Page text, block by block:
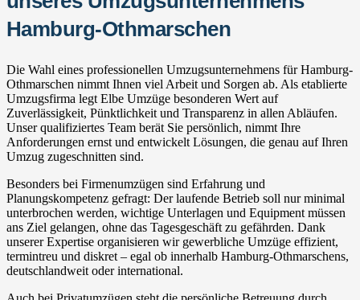
Hamburg-Othmarschen
Die Wahl eines professionellen Umzugsunternehmens für Hamburg-
Othmarschen nimmt Ihnen viel Arbeit und Sorgen ab. Als etablierte
Umzugsfirma legt Elbe Umzüge besonderen Wert auf
Zuverlässigkeit, Pünktlichkeit und Transparenz in allen Abläufen.
Unser qualifiziertes Team berät Sie persönlich, nimmt Ihre
Anforderungen ernst und entwickelt Lösungen, die genau auf Ihren
Umzug zugeschnitten sind.
Besonders bei Firmenumzügen sind Erfahrung und
Planungskompetenz gefragt: Der laufende Betrieb soll nur minimal
unterbrochen werden, wichtige Unterlagen und Equipment müssen
ans Ziel gelangen, ohne das Tagesgeschäft zu gefährden. Dank
unserer Expertise organisieren wir gewerbliche Umzüge effizient,
termintreu und diskret – egal ob innerhalb Hamburg-Othmarschens,
deutschlandweit oder international.